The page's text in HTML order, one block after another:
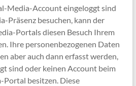
Media-Account eingeloggt sind
Präsenz besuchen, kann der
Portals diesen Besuch Ihrem
Ihre personenbezogenen Daten
aber auch dann erfasst werden,
sind oder keinen Account beim
Portal besitzen. Diese